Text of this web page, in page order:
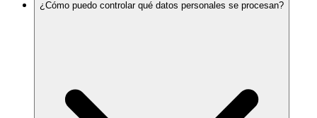
¿Cómo puedo controlar qué datos personales se procesan?